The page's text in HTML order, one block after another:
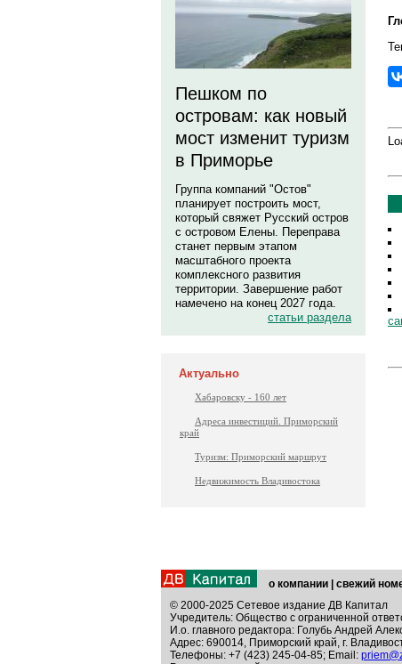
Пешком по
островам: как новый
мост изменит туризм
в Приморье
Группа компаний "Остов"
планирует построить мост,
который свяжет Русский остров
с островом Елены. Переправа
станет первым этапом
масштабного проекта
комплексного развития
территории. Завершение работ
намечено на конец 2027 года.
статьи раздела
Актуально
Хабаровску - 160 лет
Адреса инвестиций. Приморский
край
Туризм: Приморский маршрут
Недвижимость Владивостока
о компании свежий
© 2000-2025 Сетевое издание ДВ Капитал
Учредитель: Общество с ограниченной
И.о. главного редактора: Голубь Андрей
Адрес: 690014, Приморский край, г.
Телефоны: +7 (423) 245-04-85; Email: